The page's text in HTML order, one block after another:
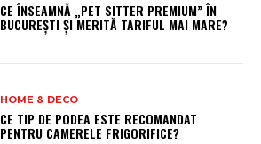
CE ÎNSEAMNĂ „PET SITTER PREMIUM” ÎN
BUCUREȘTI ȘI MERITĂ TARIFUL MAI MARE?
HOME & DECO
CE TIP DE PODEA ESTE RECOMANDAT
PENTRU CAMERELE FRIGORIFICE?